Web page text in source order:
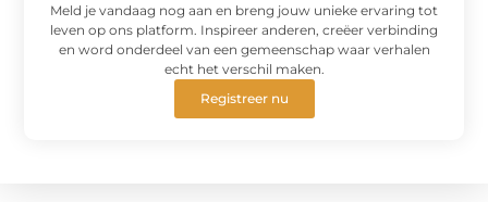
Meld je vandaag nog aan en breng jouw unieke ervaring tot
leven op ons platform. Inspireer anderen, creëer verbinding
en word onderdeel van een gemeenschap waar verhalen
echt het verschil maken.
Registreer nu